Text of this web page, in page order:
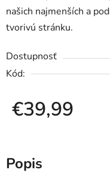
našich najmenších a
tvorivú stránku.
Dostupnosť
Kód:
€39,99
Popis